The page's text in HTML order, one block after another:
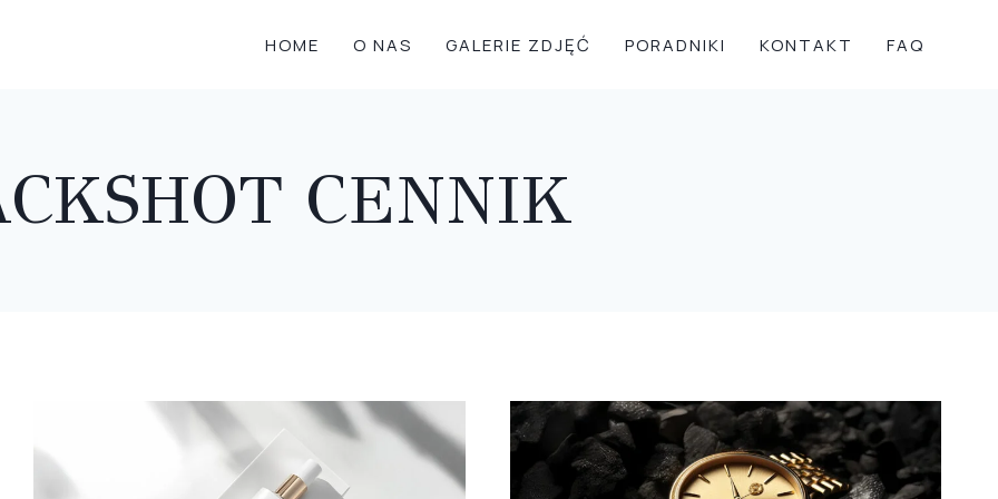
HOME O NAS GALERIE ZDJĘĆ PORADNIKI KONTAKT FAQ
CENNIK